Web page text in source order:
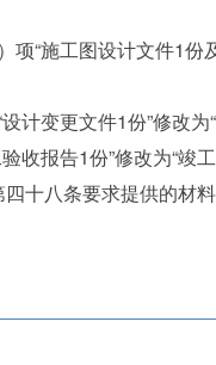
“施工图设计文件1份
变更文件1份”修改为“
报告1份”修改为“竣工
十八条要求提供的材